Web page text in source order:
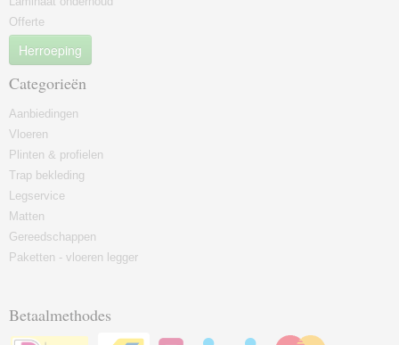
Offerte
Herroeping
Categorieën
Aanbiedingen
Vloeren
Plinten & profielen
Trap bekleding
Legservice
Matten
Gereedschappen
Paketten - vloeren legger
Betaalmethodes